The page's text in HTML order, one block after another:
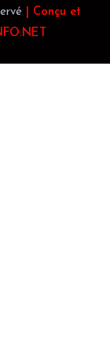
| Conçu et